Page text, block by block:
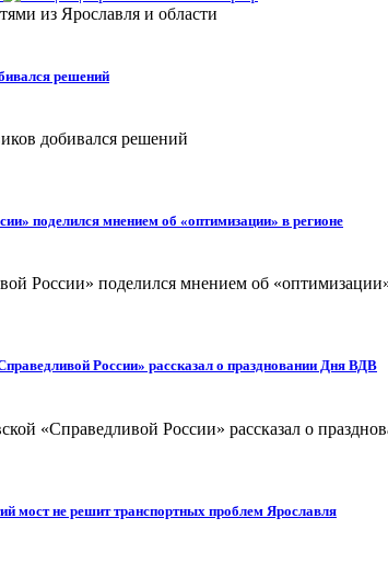
из Ярославля и области
решений
поделился мнением об «оптимизации» в регионе
России» рассказал о праздновании Дня ВДВ
мост не решит транспортных проблем Ярославля